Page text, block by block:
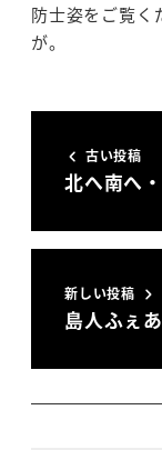
防士姿をご覧く
が。
古い投稿
北へ南へ
新しい投稿
島人ふぇ